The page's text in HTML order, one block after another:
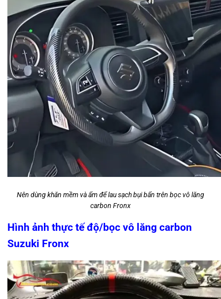
Nên dùng khăn mềm và ẩm để lau sạch bụi bẩn trên bọc vô lăng
carbon Fronx
Hình ảnh thực tế độ/bọc vô lăng carbon
Suzuki Fronx